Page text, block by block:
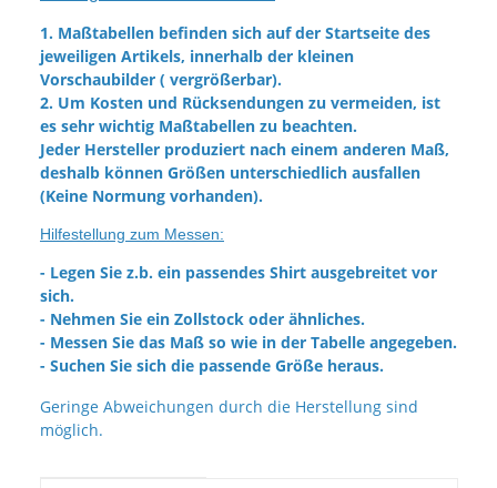
1. Maßtabellen befinden sich auf der Startseite des
jeweiligen Artikels, innerhalb der kleinen
Vorschaubilder ( vergrößerbar).
2. Um Kosten und Rücksendungen zu vermeiden, ist
es sehr wichtig Maßtabellen zu beachten.
Jeder Hersteller produziert nach einem anderen Maß,
deshalb können Größen unterschiedlich ausfallen
(Keine Normung vorhanden).
Hilfestellung zum Messen:
- Legen Sie z.b. ein passendes Shirt ausgebreitet vor
sich.
- Nehmen Sie ein Zollstock oder ähnliches.
- Messen Sie das Maß so wie in der Tabelle angegeben.
- Suchen Sie sich die passende Größe heraus.
Geringe Abweichungen durch die Herstellung sind
möglich.